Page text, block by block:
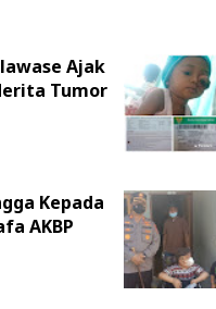
Ajak
Tumor
Kepada
AKBP